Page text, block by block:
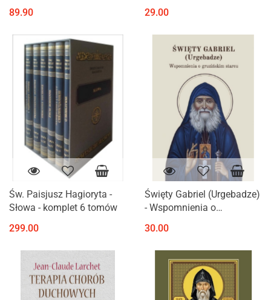
komplet
89.90
29.00
Św. Paisjusz Hagioryta -
Słowa - komplet 6 tomów
299.00
Święty Gabriel (Urgebadze)
- Wspomnienia o
30.00